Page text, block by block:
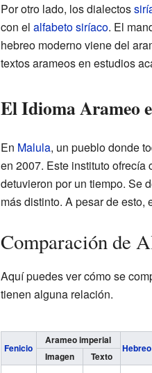
Por otro lado, los dialectos
con el alfabeto siríaco. El
hebreo moderno viene del
textos arameos en estudios
El Idioma Arameo
En Malula, un pueblo donde
en 2007. Este instituto
detuvieron por un tiempo. Se
más distinto. A pesar de
Comparación de
Aquí puedes ver cómo se
tienen alguna relación.
Fenicio
Arameo imperial
Hebreo
Imagen
Texto